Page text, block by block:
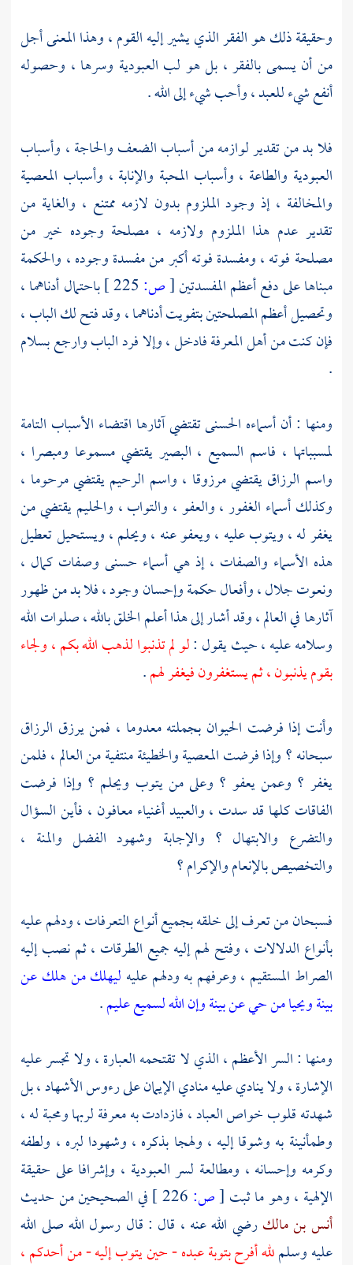
وحقيقة ذلك هو الفقر الذي يشير إليه القوم ، وهذا المعنى أجل
من أن يسمى بالفقر ، بل هو لب العبودية وسرها ، وحصوله
أنفع شيء للعبد ، وأحب شيء إلى الله .
فلا بد من تقدير لوازمه من أسباب الضعف والحاجة ، وأسباب
العبودية والطاعة ، وأسباب المحبة والإنابة ، وأسباب المعصية
والمخالفة ، إذ وجود الملزوم بدون لازمه ممتنع ، والغاية من
تقدير عدم هذا الملزوم ولازمه ، مصلحة وجوده خير من
مصلحة فوته ، ومفسدة فوته أكبر من مفسدة وجوده ، والحكمة
مبناها على دفع أعظم المفسدتين[ص:
باحتمال أدناهما ،
وتحصيل أعظم المصلحتين بتفويت أدناهما ، وقد فتح لك الباب ،
فإن كنت من أهل المعرفة فادخل ، وإلا فرد الباب وارجع بسلام
.
ومنها : أن أسماءه الحسنى تقتضي آثارها اقتضاء الأسباب التامة
لمسبباتها ، فاسم السميع ، البصير يقتضي مسموعا ومبصرا ،
واسم الرزاق يقتضي مرزوقا ، واسم الرحيم يقتضي مرحوما ،
وكذلك أسماء الغفور ، والعفو ، والتواب ، والحليم يقتضي من
يغفر له ، ويتوب عليه ، ويعفو عنه ، ويحلم ، ويستحيل تعطيل
هذه الأسماء والصفات ، إذ هي أسماء حسنى وصفات كمال ،
ونعوت جلال ، وأفعال حكمة وإحسان وجود ، فلا بد من ظهور
آثارها في العالم ، وقد أشار إلى هذا أعلم الخلق بالله ، صلوات الله
وسلامه عليه ، حيث يقول :لو لم تذنبوا لذهب الله بكم ، ولجاء
بقوم يذنبون ، ثم يستغفرون فيغفر لهم.
وأنت إذا فرضت الحيوان بجملته معدوما ، فمن يرزق الرزاق
سبحانه ؟ وإذا فرضت المعصية والخطيئة منتفية من العالم ، فلمن
يغفر ؟ وعمن يعفو ؟ وعلى من يتوب ويحلم ؟ وإذا فرضت
الفاقات كلها قد سدت ، والعبيد أغنياء معافون ، فأين السؤال
والتضرع والابتهال ؟ والإجابة وشهود الفضل والمنة ،
والتخصيص بالإنعام والإكرام ؟
فسبحان من تعرف إلى خلقه بجميع أنواع التعرفات ، ودلهم عليه
بأنواع الدلالات ، وفتح لهم إليه جميع الطرقات ، ثم نصب إليه
الصراط المستقيم ، وعرفهم به ودلهم عليه ليهلك من هلك عن
بينة ويحيا من حي عن بينة وإن الله لسميع عليم.
ومنها : السر الأعظم ، الذي لا تقتحمه العبارة ، ولا تجسر عليه
الإشارة ، ولا ينادي عليه منادي الإيمان على رءوس الأشهاد ، بل
شهدته قلوب خواص العباد ، فازدادت به معرفة لربها ومحبة له ،
وطمأنينة به وشوقا إليه ، ولهجا بذكره ، وشهودا لبره ، ولطفه
وكرمه وإحسانه ، ومطالعة لسر العبودية ، وإشرافا على حقيقة
الإلهية ، وهو ما ثبت [ص:
في الصحيحين من حديث
أنس بن مالكرضي الله عنه ، قال : قال رسول الله صلى الله
عليه وسلملله أفرح بتوبة عبده - حين يتوب إليه - من أحدكم ،